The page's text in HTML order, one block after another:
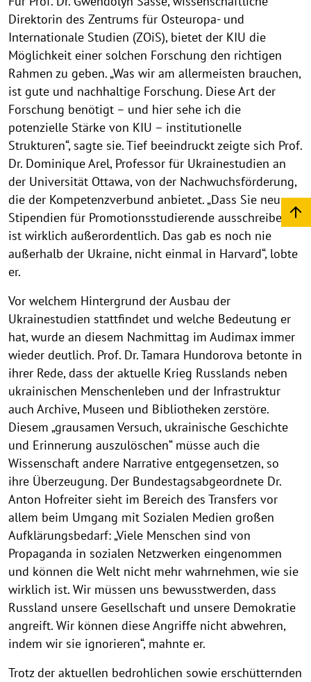
n
u
d
e
n
F
n
u
O
d
e
–
B
e
Direktorin des Zentrums für Osteuropa- und
Internationale Studien (ZOiS), bietet der KIU die
Möglichkeit einer solchen Forschung den richtigen
Rahmen zu geben. „Was wir am allermeisten brauchen,
ist gute und nachhaltige Forschung. Diese Art der
Forschung benötigt – und hier sehe ich die
potenzielle Stärke von KIU – institutionelle
Strukturen“, sagte sie. Tief beeindruckt zeigte sich Prof.
Dr. Dominique Arel, Professor für Ukrainestudien an
der Universität Ottawa, von der Nachwuchsförderung,
die der Kompetenzverbund anbietet. „Dass Sie neun
Stipendien für Promotionsstudierende ausschreiben
ist wirklich außerordentlich. Das gab es noch nie
außerhalb der Ukraine, nicht einmal in Harvard“, lobte
er.
Vor welchem Hintergrund der Ausbau der
Ukrainestudien stattfindet und welche Bedeutung er
hat, wurde an diesem Nachmittag im Audimax immer
wieder deutlich. Prof. Dr. Tamara Hundorova betonte in
ihrer Rede, dass der aktuelle Krieg Russlands neben
ukrainischen Menschenleben und der Infrastruktur
auch Archive, Museen und Bibliotheken zerstöre.
Diesem „grausamen Versuch, ukrainische Geschichte
und Erinnerung auszulöschen“ müsse auch die
Wissenschaft andere Narrative entgegensetzen, so
ihre Überzeugung. Der Bundestagsabgeordnete Dr.
Anton Hofreiter sieht im Bereich des Transfers vor
allem beim Umgang mit Sozialen Medien großen
Aufklärungsbedarf: „Viele Menschen sind von
Propaganda in sozialen Netzwerken eingenommen
und können die Welt nicht mehr wahrnehmen, wie sie
wirklich ist. Wir müssen uns bewusstwerden, dass
Russland unsere Gesellschaft und unsere Demokratie
angreift. Wir können diese Angriffe nicht abwehren,
indem wir sie ignorieren“, mahnte er.
Trotz der aktuellen bedrohlichen sowie erschütternden